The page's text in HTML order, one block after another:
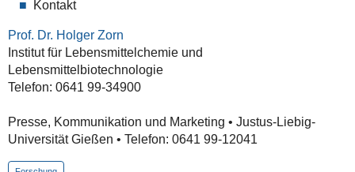
Kontakt
Prof. Dr. Holger Zorn
Institut für Lebensmittelchemie und
Lebensmittelbiotechnologie
Telefon: 0641 99-34900
Presse, Kommunikation und Marketing • Justus-Liebig-
Universität Gießen • Telefon: 0641 99-12041